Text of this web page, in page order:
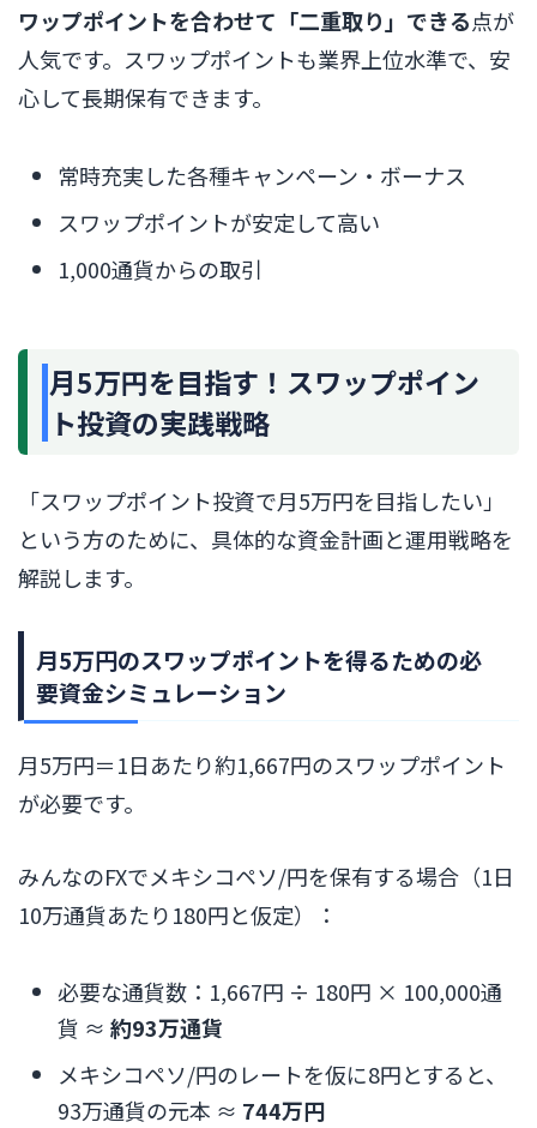
ワップポイントを合わせて「二重取り」できる点が
人気です。スワップポイントも業界上位水準で、安
心して長期保有できます。
常時充実した各種キャンペーン・ボーナス
スワップポイントが安定して高い
1,000通貨からの取引
月5万円を目指す！スワップポイン
ト投資の実践戦略
「スワップポイント投資で月5万円を目指したい」
という方のために、具体的な資金計画と運用戦略を
解説します。
月5万円のスワップポイントを得るための必
要資金シミュレーション
月5万円＝1日あたり約1,667円のスワップポイント
が必要です。
みんなのFXでメキシコペソ/円を保有する場合（1日
10万通貨あたり180円と仮定）：
必要な通貨数：1,667円 ÷ 180円 × 100,000通
貨 ≈ 約93万通貨
メキシコペソ/円のレートを仮に8円とすると、
93万通貨の元本 ≈ 744万円